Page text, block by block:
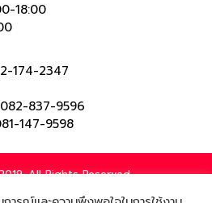
18:00
174-2347
082-837-9596
147-9598
All Rights Reserved.